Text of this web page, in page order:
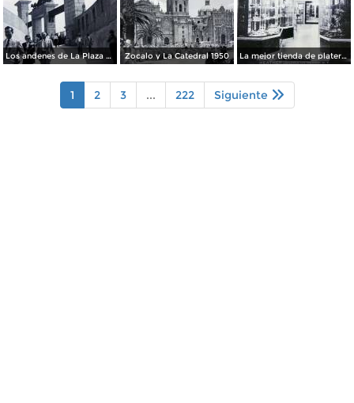
Los andenes de La Plaza de toros Ciudad de México 1950 Zocalo y La Catedral 1950 La mejor tienda de plateria.
1 2 3 ... 222 Siguiente